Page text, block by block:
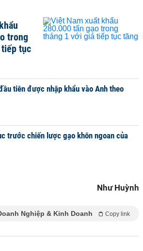
trong
tục
tiên được nhập khẩu vào Anh theo
trước chiến lược gạo khôn ngoan của
Như Huỳnh
Nghiệp & Kinh Doanh Copy link